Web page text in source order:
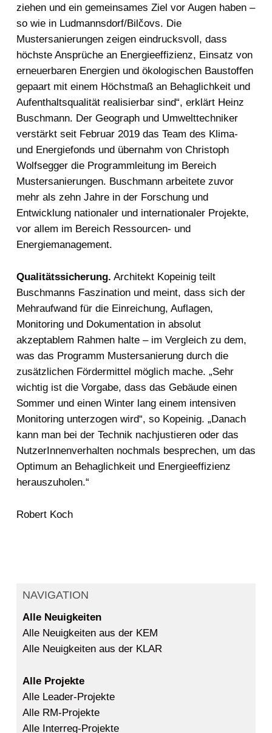
ziehen und ein gemeinsames Ziel vor Augen haben –
so wie in Ludmannsdorf/Bilčovs. Die
Mustersanierungen zeigen eindrucksvoll, dass
höchste Ansprüche an Energieeffizienz, Einsatz von
erneuerbaren Energien und ökologischen Baustoffen
gepaart mit einem Höchstmaß an Behaglichkeit und
Aufenthaltsqualität realisierbar sind“, erklärt Heinz
Buschmann. Der Geograph und Umwelttechniker
verstärkt seit Februar 2019 das Team des Klima-
und Energiefonds und übernahm von Christoph
Wolfsegger die Programmleitung im Bereich
Mustersanierungen. Buschmann arbeitete zuvor
mehr als zehn Jahre in der Forschung und
Entwicklung nationaler und internationaler Projekte,
vor allem im Bereich Ressourcen- und
Energiemanagement.
Qualitätssicherung. Architekt Kopeinig teilt
Buschmanns Faszination und meint, dass sich der
Mehraufwand für die Einreichung, Auflagen,
Monitoring und Dokumentation in absolut
akzeptablem Rahmen halte – im Vergleich zu dem,
was das Programm Mustersanierung durch die
zusätzlichen Fördermittel möglich mache. „Sehr
wichtig ist die Vorgabe, dass das Gebäude einen
Sommer und einen Winter lang einem intensiven
Monitoring unterzogen wird“, so Kopeinig. „Danach
kann man bei der Technik nachjustieren oder das
NutzerInnenverhalten nochmals besprechen, um das
Optimum an Behaglichkeit und Energieeffizienz
herauszuholen.“
Robert Koch
NAVIGATION
Alle Neuigkeiten
Alle Neuigkeiten aus der KEM
Alle Neuigkeiten aus der KLAR
Alle Projekte
Alle Leader-Projekte
Alle RM-Projekte
Alle Interreg-Projekte